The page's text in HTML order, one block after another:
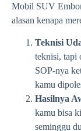
Mobil SUV
alasan kenapa
Teknisi
teknisi, tapi
SOP-nya
kamu
Hasilnya
kamu bisa
seminggu